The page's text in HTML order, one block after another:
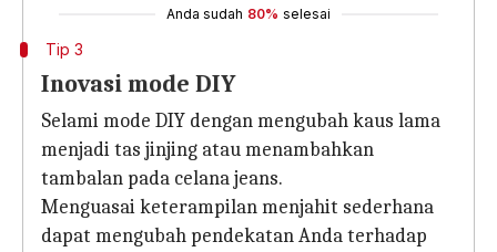
Anda sudah 80% selesai
Tip 3
Inovasi mode DIY
Selami mode DIY dengan mengubah kaus lama
menjadi tas jinjing atau menambahkan
tambalan pada celana jeans.
Menguasai keterampilan menjahit sederhana
dapat mengubah pendekatan Anda terhadap